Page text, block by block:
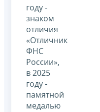
году -
знаком
отличия
«Отличник
ФНС
России»,
в 2025
году -
памятной
медалью